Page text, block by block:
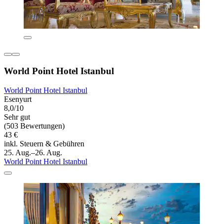
World Point Hotel Istanbul
World Point Hotel Istanbul
Esenyurt
8,0/10
Sehr gut
(503 Bewertungen)
43 €
inkl. Steuern & Gebühren
25. Aug.–26. Aug.
World Point Hotel Istanbul